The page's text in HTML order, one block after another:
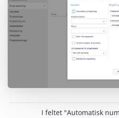
I feltet "Automatisk